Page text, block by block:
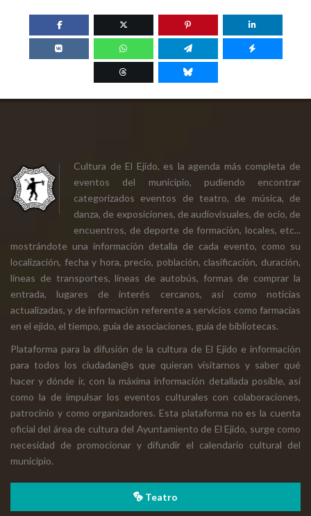
Cultura de El Ejido, es la agenda más completa de
eventos del municipio, pudiendo encontrar
categorizados eventos de teatro, de música, de
danza, de exposiciones, de audiovisuales, de ocio, de
encuentros, de deporte de formación, locales, etc...
mostrándote una información detalla de cada evento, como su
localización, fecha y hora, precio, población, clasificación, duración,
líneas de transportes, líneas de autobús, formas de comprar la
entrada, lugares de interés cercanos, así como noticias
actualizadas, y de información referente a servicios como farmacias
en el ejido, el tiempo, guía de asociaciones, guía de bibliotecas.
Plataforma para la difusión de la cultura de El Ejido e información
para todos los ciudadan@s que quieran visitarnos y saber qué
hacer y dónde ir, con la máxima información detallada posible, así
como la de impulsar los eventos culturales con colaboraciones,
patrocinio y como organizadores. Esta plataforma no es la cuenta
oficial del área de cultura del Ayuntamiento de El Ejido, surge como
necesidad de promocionar y difundir el calendario cultural del
municipio.
Teatro